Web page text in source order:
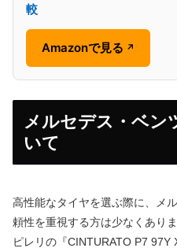
較
Amazonで見る ↗
メルセデス・ベン
いて
高性能なタイヤを選ぶ際に、メ
頼性を重視する方は少なくありま
ピレリの『CINTURATO P7 97Y